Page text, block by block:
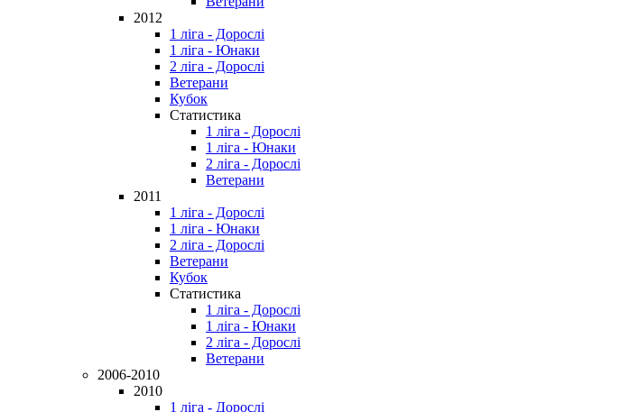
2012
1 ліга - Дорослі
1 ліга - Юнаки
2 ліга - Дорослі
Ветерани
Кубок
Статистика
1 ліга - Дорослі
1 ліга - Юнаки
2 ліга - Дорослі
Ветерани
2011
1 ліга - Дорослі
1 ліга - Юнаки
2 ліга - Дорослі
Ветерани
Кубок
Статистика
1 ліга - Дорослі
1 ліга - Юнаки
2 ліга - Дорослі
Ветерани
2006-2010
2010
1 ліга - Дорослі